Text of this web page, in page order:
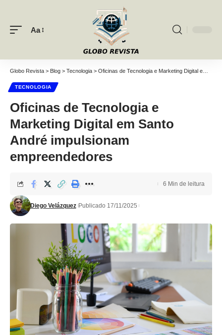
Font
Aa
Globo Revista > Blog > Tecnologia > Oficinas de Tecnologia e Marketing Digital em Santo André impulsionam empreendedores
TECNOLOGIA
Oficinas de Tecnologia e
Marketing Digital em Santo
André impulsionam
empreendedores
Diego Velázquez Publicado 17/11/2025
6 Min de leitura